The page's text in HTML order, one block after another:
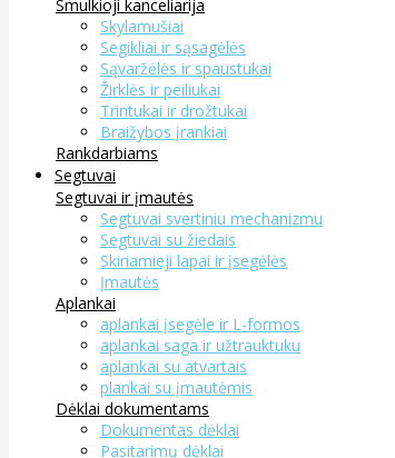
Smulkioji kanceliarija
Skylamušiai
Segikliai ir sąsagėlės
Sąvaržėlės ir spaustukai
Žirklės ir peiliukai
Trintukai ir drožtukai
Braižybos įrankiai
Rankdarbiams
Segtuvai
Segtuvai ir įmautės
Segtuvai svertiniu mechanizmu
Segtuvai su žiedais
Skiriamieji lapai ir įsegėlės
Įmautės
Aplankai
aplankai įsegėle ir L-formos
aplankai saga ir užtrauktuku
aplankai su atvartais
plankai su įmautėmis
Dėklai dokumentams
Dokumentas dėklai
Pasitarimų dėklai